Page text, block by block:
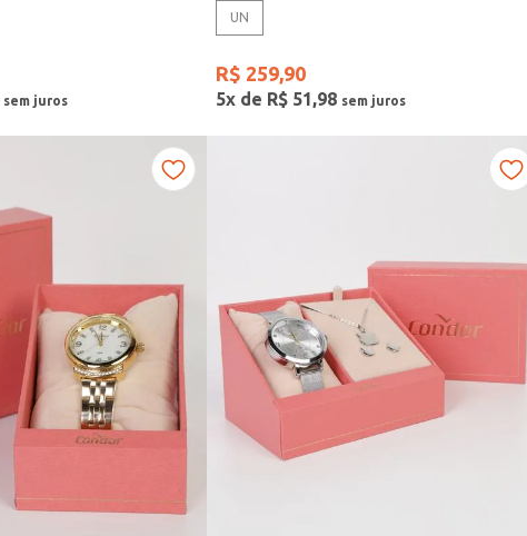
UN
R$ 259,90
5x de R$ 51,98